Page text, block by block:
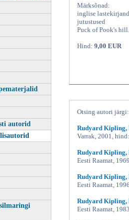
autorid
Märksõnad:
inglise
jutustused
Puck of Pook's
Hind: 9,00 EUR
Otsing autori järgi:
Rudyard Kipling,
Varrak, 2001,
Rudyard Kipling,
Eesti Raamat,
Rudyard Kipling,
Eesti Raamat,
Rudyard Kipling,
Eesti Raamat,